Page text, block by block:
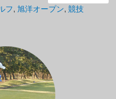
フ, 旭洋オープン,競技